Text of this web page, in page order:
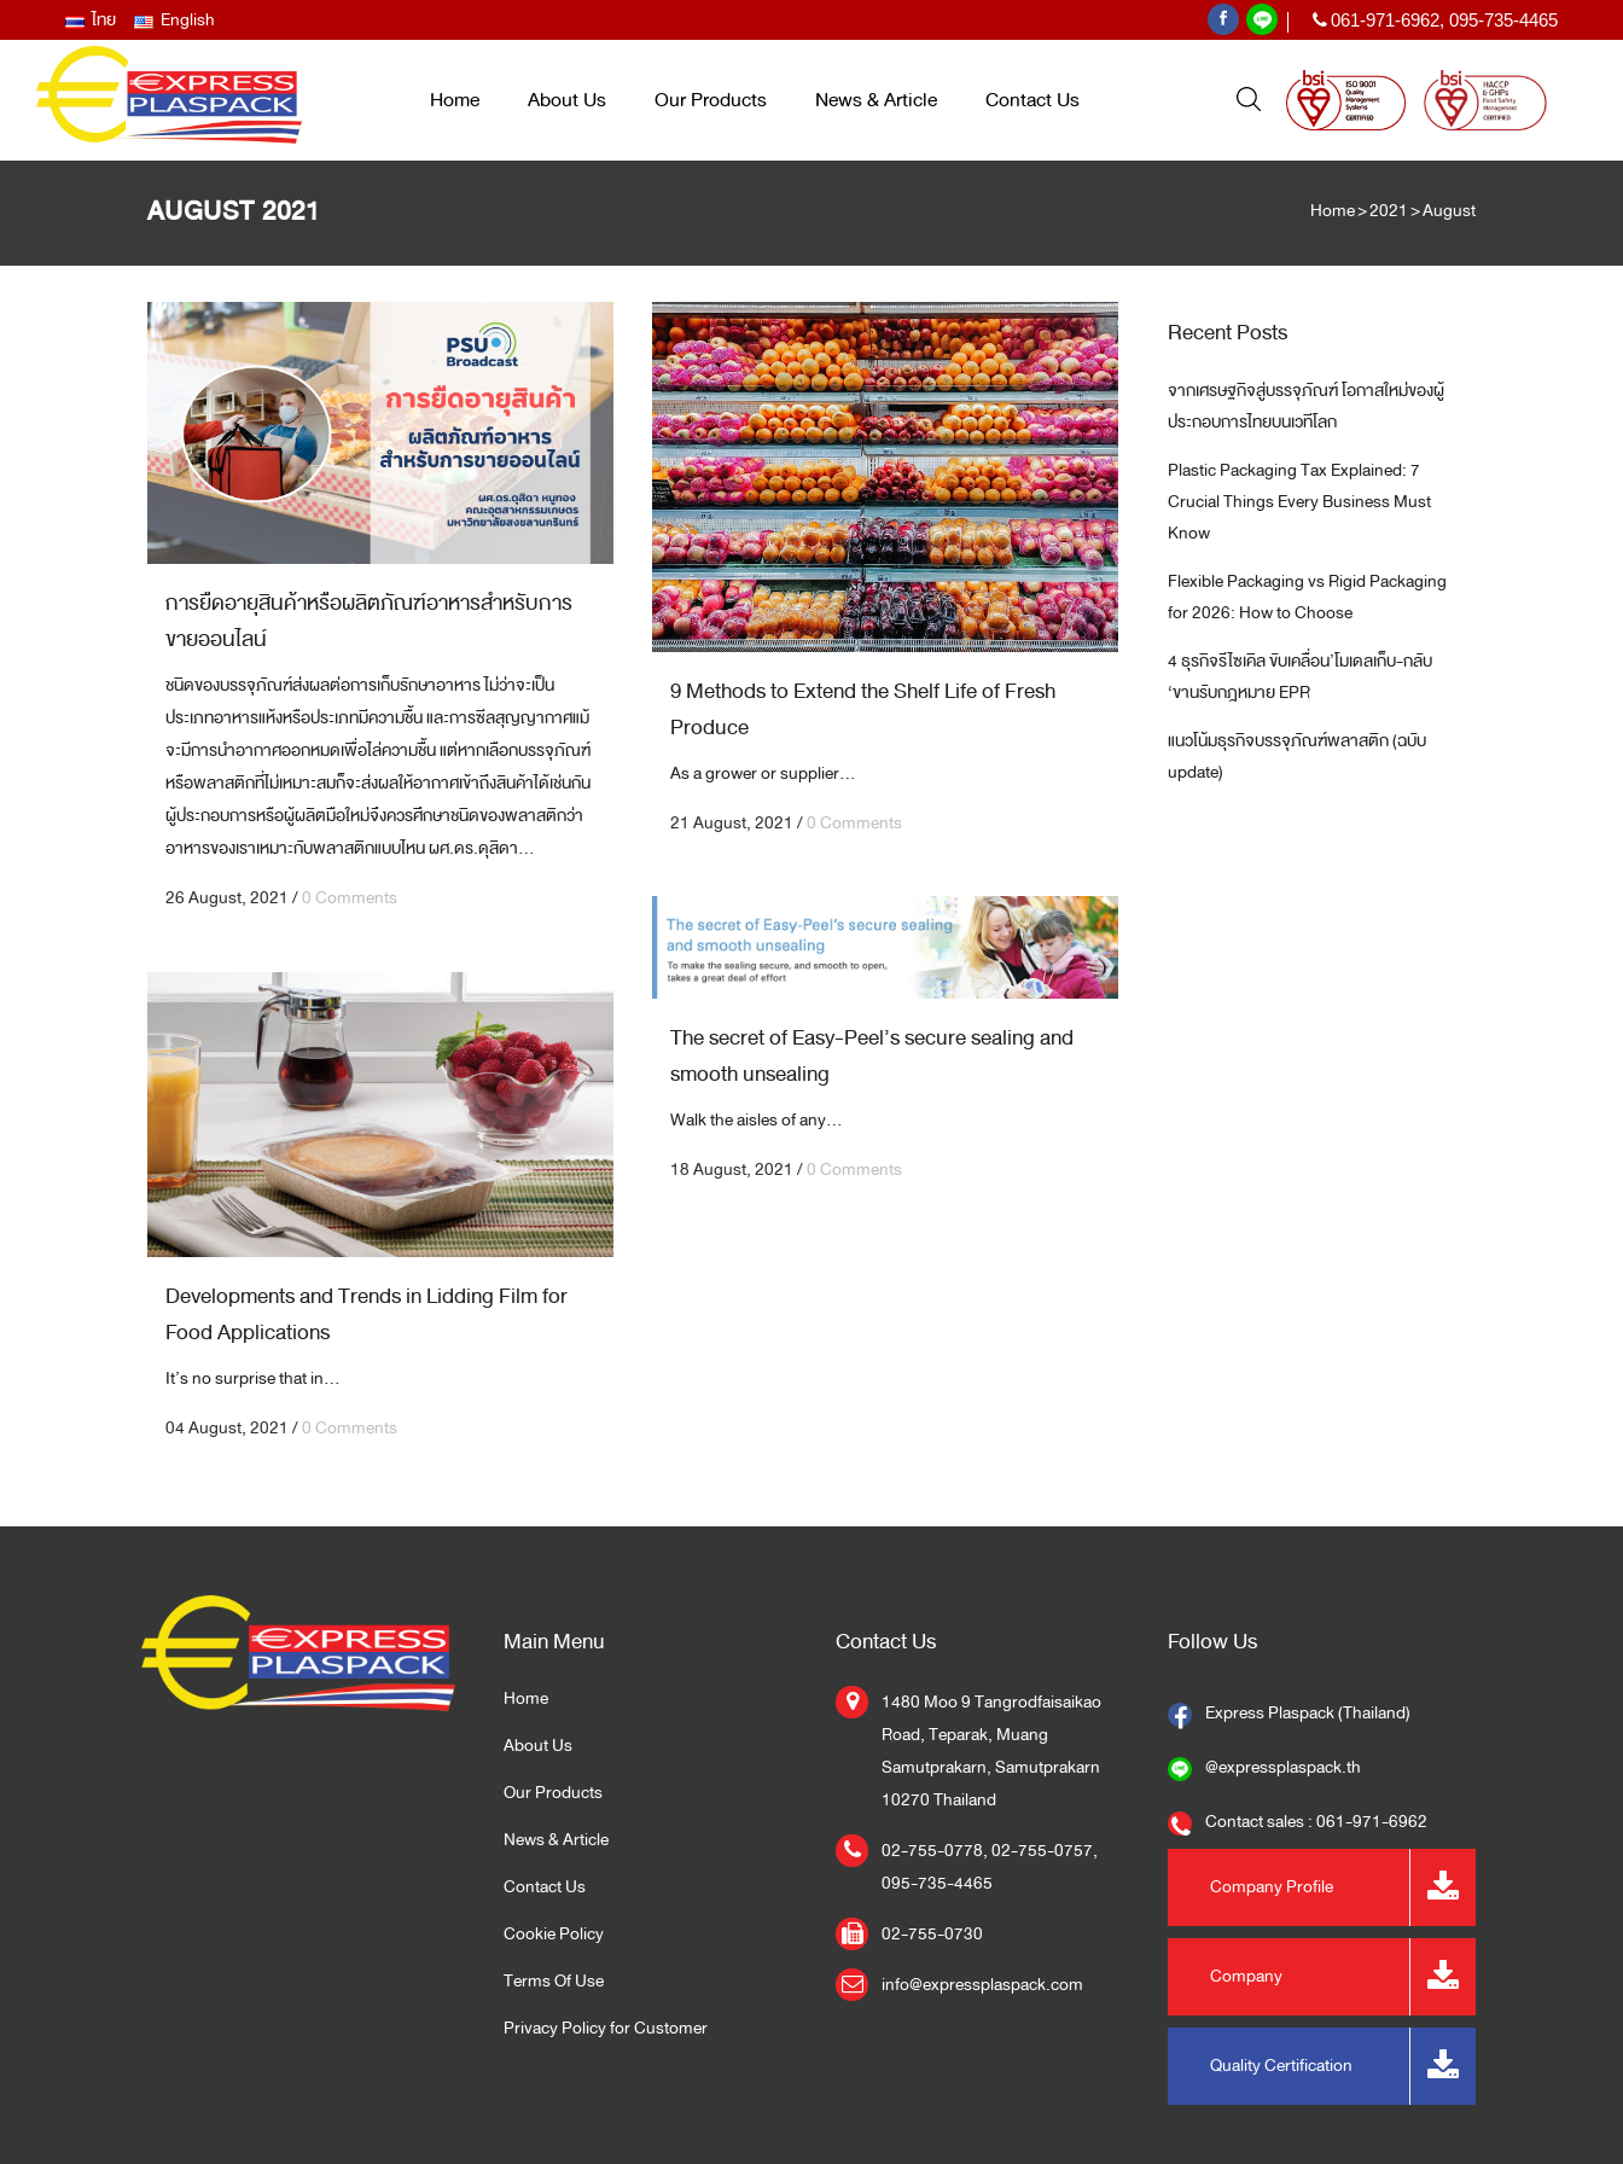
ไทย English 061-971-6962,095-735-4465
Home About Us Our Products
ฟิล์มซีลปิดฝาถาด และแก้ว ลอกง่าย ไม่
ขึ้นฝ้าไอน้ำ
THERMOFORMING FILM
ฟิล์มบน ฟิล์มล่าง สำหรับงานเทอร์โม
ฟอร์ม
LAMINATED BAG / POUCH /
RETORT
ถุงพลาสติกสุญญากาศ ซองก้นตั้ง ซอง
RETORT
GRAVURE PRINT FOR LABEL
ถาดและกล่องสำหรับบรรจุอาหาร
PLASTIC CUP AND BOWL FOR
BEVERAGE
แก้วและชามสำหรับบรรจุเครื่องดื่ม
PET/PP SHEET ROLL
ม้วนพลาสติกวัสดุ PET และ PP
ENTERPACK ชุดบรรจุภัณฑ์ถนอม
อาหาร ENTERPACKTMTM(จากประเทศ
เกาหลี) PACKAGING SET (KOREA)
SMART PACKTMPACKAGING SET
ชุดบรรจุภัณฑ์ถนอมอาหาร SMART
PACKTM
News & Article Contact Us
AUGUST 2021 Home>2021 >August
การยืดอายุสินค้าหรือผลิตภัณฑ์อาหารสำหรับการ
ขายออนไลน์
ชนิดของบรรจุภัณฑ์ส่งผลต่อการเก็บรักษาอาหาร ไม่ว่าจะเป็น
ประเภทอาหารแห้งหรือประเภทมีความชื้น และการซีลสุญญากาศแม้
จะมีการนำอากาศออกหมดเพื่อไล่ความชื้น แต่หากเลือกบรรจุภัณฑ์
หรือพลาสติกที่ไม่เหมาะสมก็จะส่งผลให้อากาศเข้าถึงสินค้าได้เช่นกัน
ผู้ประกอบการหรือผู้ผลิตมือใหม่จึงควรศึกษาชนิดของพลาสติกว่า
อาหารของเราเหมาะกับพลาสติกแบบไหน ผศ.ดร.ดุสิดา...
26 August, 2021 /0 Comments
9 Methods to Extend the Shelf Life of Fresh
Produce
As a grower or supplier...
21 August, 2021 /0 Comments
The secret of Easy-Peel’s secure sealing and
smooth unsealing
Walk the aisles of any...
18 August, 2021 /0 Comments
Developments and Trends in Lidding Film for
Food Applications
It’s no surprise that in...
04 August, 2021 /0 Comments
Recent Posts
จากเศรษฐกิจสู่บรรจุภัณฑ์ โอกาสใหม่ของผู้
ประกอบการไทยบนเวทีโลก
Plastic Packaging Tax Explained: 7
Crucial Things Every Business Must
Know
Flexible Packaging vs Rigid Packaging
for 2026: How to Choose
4 ธุรกิจรีไซเคิล ขับเคลื่อน’โมเดลเก็บ-กลับ
‘ขานรับกฎหมาย EPR
แนวโน้มธุรกิจบรรจุภัณฑ์พลาสติก (ฉบับ
update)
Main Menu
Home
About Us
Our Products
News & Article
Contact Us
Cookie Policy
Terms Of Use
Privacy Policy for Customer
Contact Us
1480 Moo 9 Tangrodfaisaikao
Road, Teparak, Muang
Samutprakarn, Samutprakarn
10270 Thailand
02-755-0778,02-755-0757,
095-735-4465
02-755-0730
info@expressplaspack.com
Follow Us
Express Plaspack (Thailand)
@expressplaspack.th
Contact sales : 061-971-6962
Company Profile
Company
Presentation
Quality Certification